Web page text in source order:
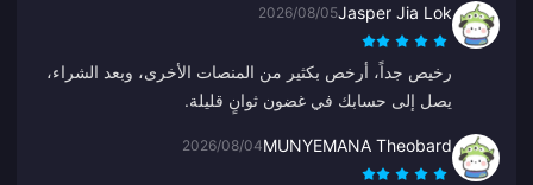
Jasper Jia Lok
2026/08/05
رخيص جداً، أرخص بكثير من المنصات الأخرى، وبعد الشراء،
يصل إلى حسابك في غضون ثوانٍ قليلة.
MUNYEMANA Theobard
2026/08/04